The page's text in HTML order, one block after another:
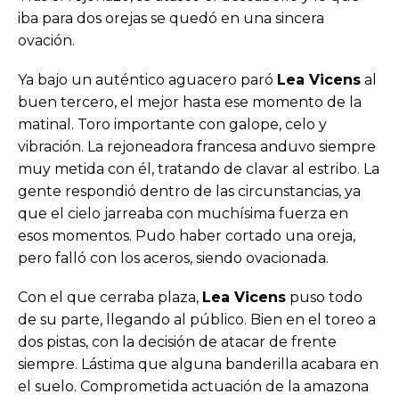
iba para dos orejas se quedó en una sincera
ovación.
Ya bajo un auténtico aguacero paró Lea Vicens al
buen tercero, el mejor hasta ese momento de la
matinal. Toro importante con galope, celo y
vibración. La rejoneadora francesa anduvo siempre
muy metida con él, tratando de clavar al estribo. La
gente respondió dentro de las circunstancias, ya
que el cielo jarreaba con muchísima fuerza en
esos momentos. Pudo haber cortado una oreja,
pero falló con los aceros, siendo ovacionada.
Con el que cerraba plaza, Lea Vicens puso todo
de su parte, llegando al público. Bien en el toreo a
dos pistas, con la decisión de atacar de frente
siempre. Lástima que alguna banderilla acabara en
el suelo. Comprometida actuación de la amazona